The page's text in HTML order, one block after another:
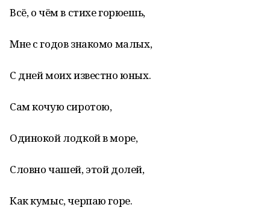
Всё, о чём в стихе горюешь,
Мне с годов знакомо малых,
С дней моих известно юных.
Сам кочую сиротою,
Одинокой лодкой в море,
Словно чашей, этой долей,
Как кумыс, черпаю горе.